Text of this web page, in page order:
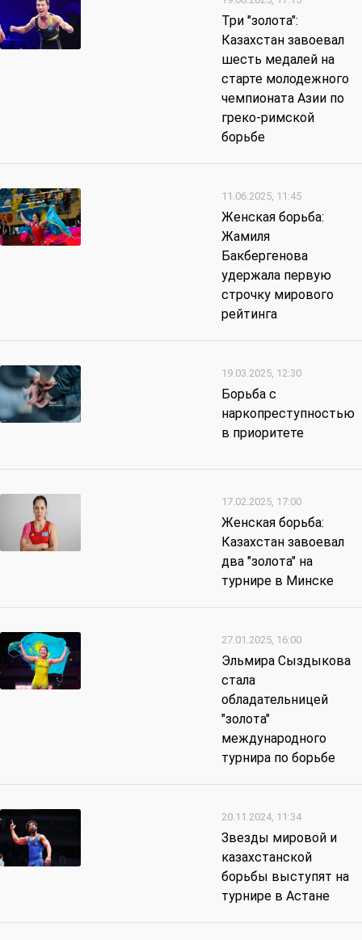
Три "золота":
Казахстан завоевал
шесть медалей на
старте молодежного
чемпионата Азии по
греко-римской
борьбе
11.06.2025, 11:45
Женская борьба:
Жамиля
Бакбергенова
удержала первую
строчку мирового
рейтинга
19.03.2025, 12:30
Борьба с
наркопреступностью
в приоритете
17.02.2025, 17:00
Женская борьба:
Казахстан завоевал
два "золота" на
турнире в Минске
27.01.2025, 16:00
Эльмира Сыздыкова
стала
обладательницей
"золота"
международного
турнира по борьбе
20.11.2024, 11:34
Звезды мировой и
казахстанской
борьбы выступят на
турнире в Астане